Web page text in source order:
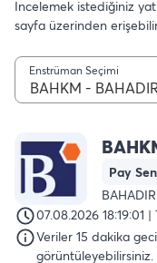
İncelemek istediğiniz
sayfa üzerinden
Enstrüman Seçimi
BAHKM -
Pay
07.08.2026 18:19:01 |
Veriler 15 dakika
görüntüleyebilirsiniz.